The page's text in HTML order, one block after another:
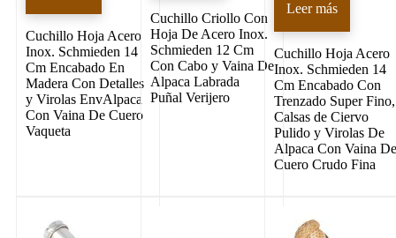
Cuchillo Hoja Acero
Inox. Schmieden 14
Cm Encabado En
Madera Con Detalles
y Virolas EnvAlpaca
Con Vaina De Cuero
Vaqueta
Cuchillo Criollo Con
Hoja De Acero Inox.
Schmieden 12 Cm
Con Cabo y Vaina De
Alpaca Labrada
Puñal Verijero
Leer más
Cuchillo Hoja Acero
Inox. Schmieden 14
Cm Encabado Con
Trenzado Super Fino,
Calsas de Ciervo
Pulido y Virolas De
Alpaca Con Vaina
Cuero Crudo Fina